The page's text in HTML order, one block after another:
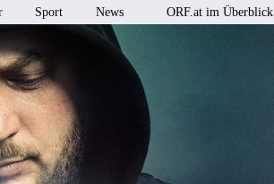
Sport News ORF.at im Überblick